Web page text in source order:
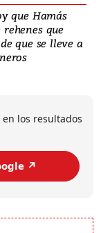
que Hamás
que
que se lleve a
los resultados
↗️